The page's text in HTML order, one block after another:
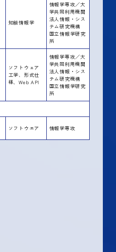
知能情報学
情報学専攻／大
学共同利用機関
法人情報・シス
テム研究機構
国立情報学研究
所
ソフトウェア
工学、形式仕
様、Web API
情報学専攻／大
学共同利用機関
法人情報・シス
テム研究機構
国立情報学研究
所
ソフトウエア 情報学専攻